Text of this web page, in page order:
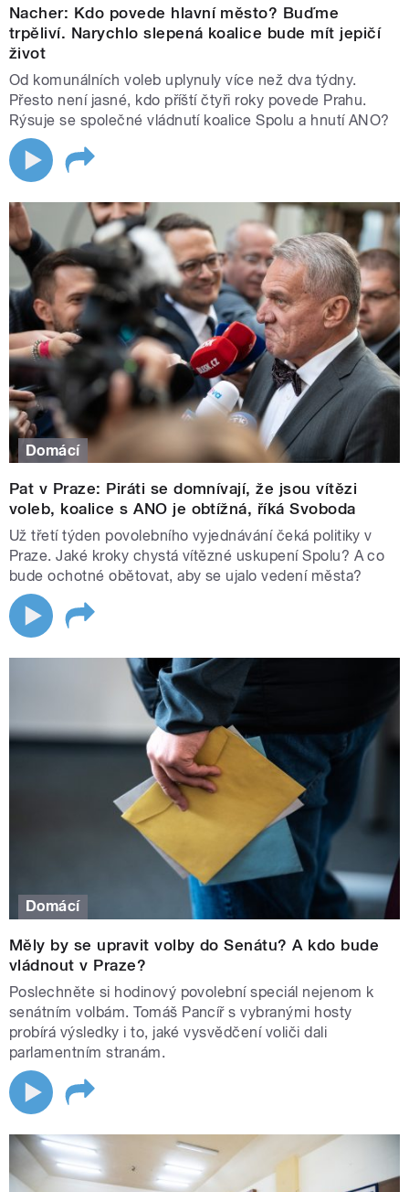
Nacher: Kdo povede hlavní město? Buďme
trpěliví. Narychlo slepená koalice bude mít jepičí
život
Od komunálních voleb uplynuly více než dva týdny.
Přesto není jasné, kdo příští čtyři roky povede Prahu.
Rýsuje se společné vládnutí koalice Spolu a hnutí ANO?
Domácí
Pat v Praze: Piráti se domnívají, že jsou vítězi
voleb, koalice s ANO je obtížná, říká Svoboda
Už třetí týden povolebního vyjednávání čeká politiky v
Praze. Jaké kroky chystá vítězné uskupení Spolu? A co
bude ochotné obětovat, aby se ujalo vedení města?
Domácí
Měly by se upravit volby do Senátu? A kdo bude
vládnout v Praze?
Poslechněte si hodinový povolební speciál nejenom k
senátním volbám. Tomáš Pancíř s vybranými hosty
probírá výsledky i to, jaké vysvědčení voliči dali
parlamentním stranám.